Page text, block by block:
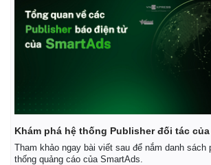
Khám phá hệ thống Publisher đối tác
Tham khảo ngay bài viết sau để nắm danh sách
thống quảng cáo của SmartAds.